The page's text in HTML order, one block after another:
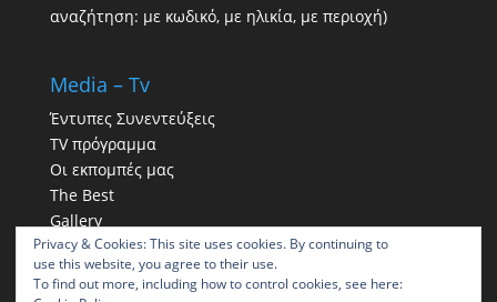
αναζήτηση: με κωδικό, με ηλικία, με περιοχή)
Media – Tv
Έντυπες Συνεντεύξεις
TV πρόγραμμα
Οι εκπομπές μας
The Best
Gallery
Η παρουσία μας στα social
Privacy & Cookies: This site uses cookies. By continuing to
use this website, you agree to their use.
To find out more, including how to control cookies, see here: